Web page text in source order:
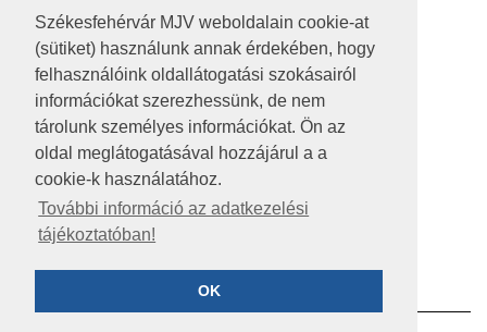
Székesfehérvár MJV weboldalain cookie-at
(sütiket) használunk annak érdekében, hogy
felhasználóink oldallátogatási szokásairól
információkat szerezhessünk, de nem
tárolunk személyes információkat. Ön az
oldal meglátogatásával hozzájárul a a
cookie-k használatához.
További információ az adatkezelési
tájékoztatóban!
OK
RSS
A HONLAP 2017.03.31-I ÁLLAPOTA
JOGI NYILATKOZAT
IMPRESSZUM
KÖZÉRDEKŰ ADATOK